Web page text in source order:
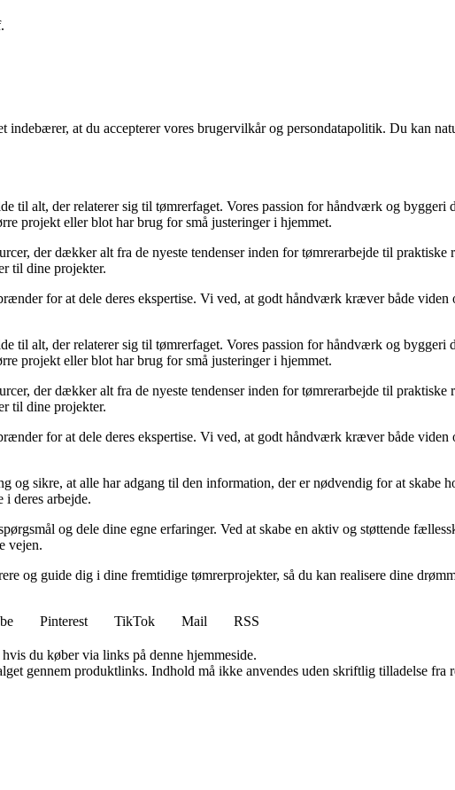
at du accepterer vores brugervilkår og persondatapolitik. Du kan
til alt, der relaterer sig til tømrerfaget. Vores passion for håndværk og
projekt eller blot har brug for små justeringer i hjemmet.
der dækker alt fra de nyeste tendenser inden for tømrerarbejde til
til dine projekter.
for at dele deres ekspertise. Vi ved, at godt håndværk kræver både
til alt, der relaterer sig til tømrerfaget. Vores passion for håndværk og
projekt eller blot har brug for små justeringer i hjemmet.
der dækker alt fra de nyeste tendenser inden for tømrerarbejde til
til dine projekter.
for at dele deres ekspertise. Vi ved, at godt håndværk kræver både
og sikre, at alle har adgang til den information, der er nødvendig for at skabe
deres arbejde.
og dele dine egne erfaringer. Ved at skabe en aktiv og støttende
vejen.
og guide dig i dine fremtidige tømrerprojekter, så du kan realisere dine
Pinterest TikTok Mail
RSS
du køber via links på denne hjemmeside.
gennem produktlinks. Indhold må ikke anvendes uden skriftlig tilladelse fra